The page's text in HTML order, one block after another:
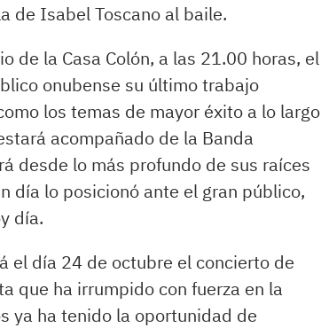
de Isabel Toscano al baile.
de la Casa Colón, a las 21.00 horas, el
onubense su último trabajo
los temas de mayor éxito a lo largo
acompañado de la Banda
desde lo más profundo de sus raíces
día lo posicionó ante el gran público,
día.
el día 24 de octubre el concierto de
que ha irrumpido con fuerza en la
ya ha tenido la oportunidad de